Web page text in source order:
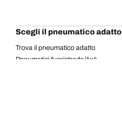
Scegli il pneumatico adatto
Trova il pneumatico adatto
Pneumatici fuoristrada/4x4